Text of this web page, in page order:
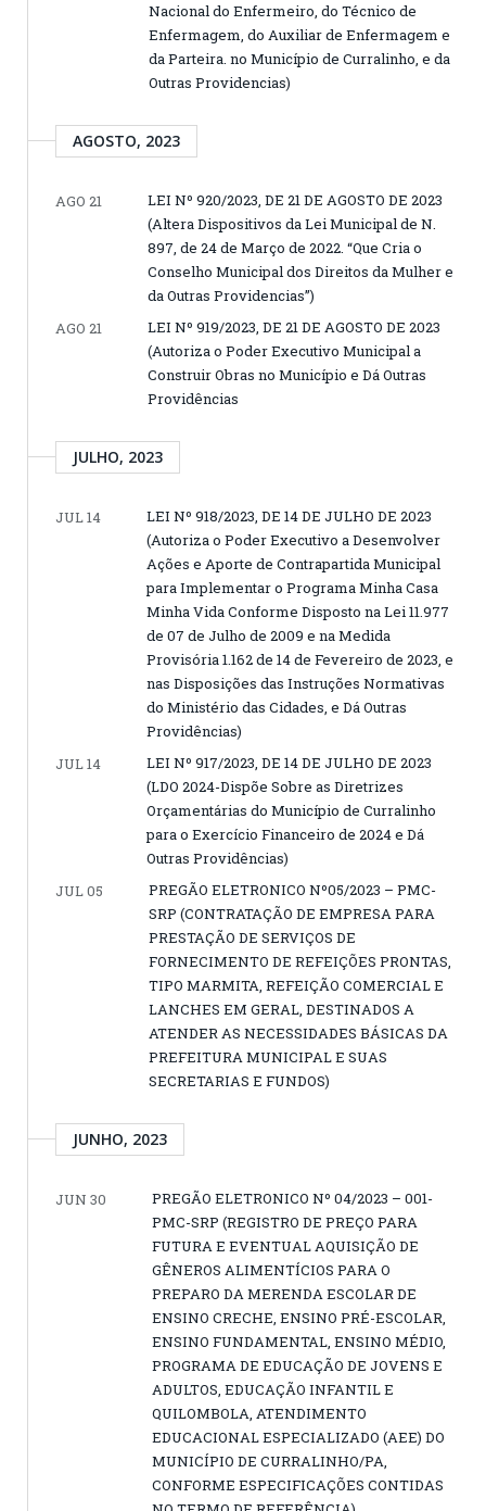
Nacional do Enfermeiro, do Técnico de
Enfermagem, do Auxiliar de Enfermagem e
da Parteira. no Município de Curralinho, e da
Outras Providencias)
AGOSTO, 2023
AGO 21
LEI Nº 920/2023, DE 21 DE AGOSTO DE 2023
(Altera Dispositivos da Lei Municipal de N.
897, de 24 de Março de 2022. “Que Cria o
Conselho Municipal dos Direitos da Mulher e
da Outras Providencias”)
AGO 21
LEI Nº 919/2023, DE 21 DE AGOSTO DE 2023
(Autoriza o Poder Executivo Municipal a
Construir Obras no Município e Dá Outras
Providências
JULHO, 2023
JUL 14
LEI Nº 918/2023, DE 14 DE JULHO DE 2023
(Autoriza o Poder Executivo a Desenvolver
Ações e Aporte de Contrapartida Municipal
para Implementar o Programa Minha Casa
Minha Vida Conforme Disposto na Lei 11.977
de 07 de Julho de 2009 e na Medida
Provisória 1.162 de 14 de Fevereiro de 2023, e
nas Disposições das Instruções Normativas
do Ministério das Cidades, e Dá Outras
Providências)
JUL 14
LEI Nº 917/2023, DE 14 DE JULHO DE 2023
(LDO 2024-Dispõe Sobre as Diretrizes
Orçamentárias do Município de Curralinho
para o Exercício Financeiro de 2024 e Dá
Outras Providências)
JUL 05
PREGÃO ELETRONICO Nº05/2023 – PMC-
SRP (CONTRATAÇÃO DE EMPRESA PARA
PRESTAÇÃO DE SERVIÇOS DE
FORNECIMENTO DE REFEIÇÕES PRONTAS,
TIPO MARMITA, REFEIÇÃO COMERCIAL E
LANCHES EM GERAL, DESTINADOS A
ATENDER AS NECESSIDADES BÁSICAS DA
PREFEITURA MUNICIPAL E SUAS
SECRETARIAS E FUNDOS)
JUNHO, 2023
JUN 30
PREGÃO ELETRONICO Nº 04/2023 – 001-
PMC-SRP (REGISTRO DE PREÇO PARA
FUTURA E EVENTUAL AQUISIÇÃO DE
GÊNEROS ALIMENTÍCIOS PARA O
PREPARO DA MERENDA ESCOLAR DE
ENSINO CRECHE, ENSINO PRÉ-ESCOLAR,
ENSINO FUNDAMENTAL, ENSINO MÉDIO,
PROGRAMA DE EDUCAÇÃO DE JOVENS E
ADULTOS, EDUCAÇÃO INFANTIL E
QUILOMBOLA, ATENDIMENTO
EDUCACIONAL ESPECIALIZADO (AEE) DO
MUNICÍPIO DE CURRALINHO/PA,
CONFORME ESPECIFICAÇÕES CONTIDAS